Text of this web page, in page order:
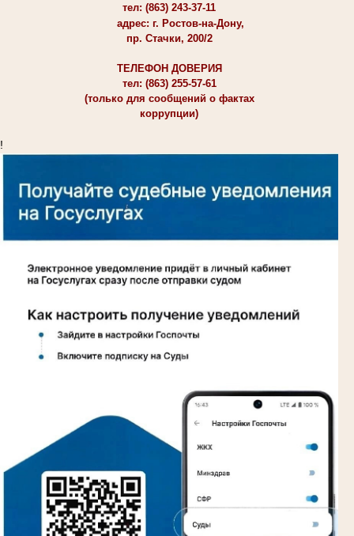
тел: (863) 243-37-11
адрес: г. Ростов-на-Дону,
пр. Стачки, 200/2
ТЕЛЕФОН ДОВЕРИЯ
тел: (863) 255-57-61
(только для сообщений о фактах
коррупции)
!